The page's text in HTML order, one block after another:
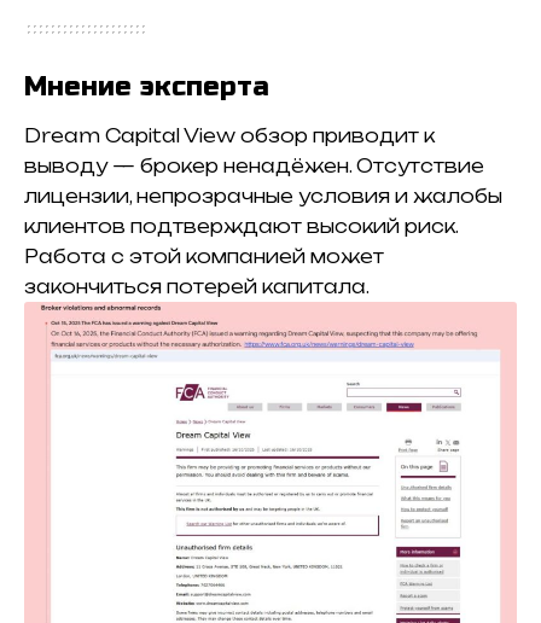
Мнение эксперта
Dream Capital View обзор приводит к
выводу — брокер ненадёжен. Отсутствие
лицензии, непрозрачные условия и жалобы
клиентов подтверждают высокий риск.
Работа с этой компанией может
закончиться потерей капитала.